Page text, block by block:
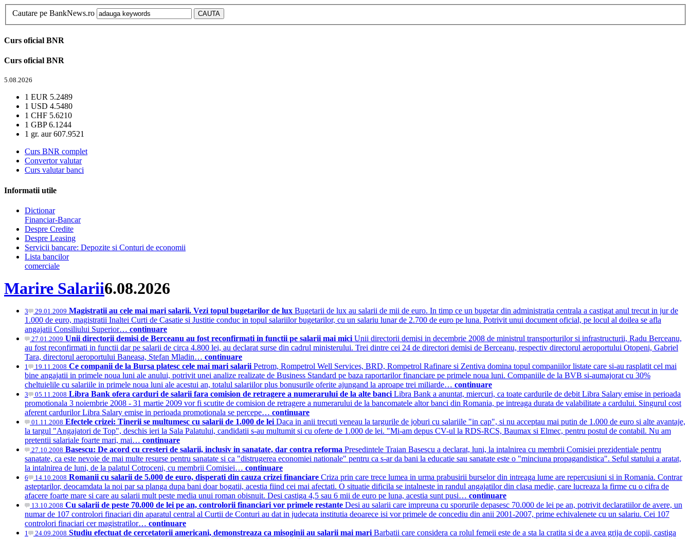
Cautare pe BankNews.ro
Curs oficial BNR
Curs oficial BNR
5.08.2026
1 EUR 5.2489
1 USD 4.5480
1 CHF 5.6210
1 GBP6.1244
1 gr. aur607.9521
Curs BNR complet
Convertor valutar
Curs valutar banci
Informatii utile
Dictionar
Financiar-Bancar
Despre Credite
Despre Leasing
Servicii bancare: Depozite si Conturi de economii
Lista bancilor
comerciale
Marire Salarii6.08.2026
3 29.01.2009 Magistratii au cele mai mari salarii. Vezi topul bugetarilor de lux Bugetarii de lux au salarii de mii de euro. In timp ce un bugetar din administratia centrala a castigat anul trecut in jur de
1.000 de euro, magistratii Inaltei Curti de Casatie si Justitie conduc in topul salariilor bugetarilor, cu un salariu lunar de 2.700 de euro pe luna. Potrivit unui document oficial, pe locul al doilea se afla
angajatii Consiliului Superior… continuare
27.01.2009 Unii directorii demisi de Berceanu au fost reconfirmati in functii pe salarii mai mici Unii directorii demisi in decembrie 2008 de ministrul transporturilor si infrastructurii, Radu Berceanu,
au fost reconfirmati in functii dar pe salarii de circa 4.800 lei, au declarat surse din cadrul ministerului. Trei dintre cei 24 de directori demisi de Berceanu, respectiv directorul aeroportului Otopeni, Gabriel
Tara, directorul aeroportului Baneasa, Stefan Mladin… continuare
1 19.11.2008 Ce companii de la Bursa platesc cele mai mari salarii Petrom, Rompetrol Well Services, BRD, Rompetrol Rafinare si Zentiva domina topul companiilor listate care si-au rasplatit cel mai
bine angajatii in primele noua luni ale anului, potrivit unei analize realizate de Business Standard pe baza raportarilor financiare pe primele noua luni. Companiile de la BVB si-aumajorat cu 30%
cheltuielile cu salariile in primele noua luni ale acestui an, totalul salariilor plus bonusurile oferite ajungand la aproape trei miliarde… continuare
3 05.11.2008 Libra Bank ofera carduri de salarii fara comision de retragere a numerarului de la alte banci Libra Bank a anuntat, miercuri, ca toate cardurile de debit Libra Salary emise in perioada
promotionala 3 noiembrie 2008 - 31 martie 2009 vor fi scutite de comision de retragere a numerarului de la bancomatele altor banci din Romania, pe intreaga durata de valabilitate a cardului. Singurul cost
aferent cardurilor Libra Salary emise in perioada promotionala se percepe… continuare
01.11.2008 Efectele crizei: Tinerii se multumesc cu salarii de 1.000 de lei Daca in anii trecuti veneau la targurile de joburi cu salariile "in cap", si nu acceptau mai putin de 1.000 de euro si alte avantaje,
la targul "Angajatori de Top", deschis ieri la Sala Palatului, candidatii s-au multumit si cu oferte de 1.000 de lei. "Mi-am depus CV-ul la RDS-RCS, Baumax si Elmec, pentru postul de contabil. Nu am
pretentii salariale foarte mari, mai… continuare
27.10.2008 Basescu: De acord cu cresteri de salarii, inclusiv in sanatate, dar contra reforma Presedintele Traian Basescu a declarat, luni, la intalnirea cu membrii Comisiei prezidentiale pentru
sanatate, ca este nevoie de mai multe resurse pentru sanatate si ca "distrugerea economiei nationale" pentru ca s-ar da bani la educatie sau sanatate este o "minciuna propagandistica". Seful statului a aratat,
la intalnirea de luni, de la palatul Cotroceni, cu membrii Comisiei… continuare
6 14.10.2008 Romanii cu salarii de 5.000 de euro, disperati din cauza crizei financiare Criza prin care trece lumea in urma prabusirii burselor din intreaga lume are repercusiuni si in Romania. Contrar
asteptarilor, deocamdata la noi par sa planga dupa bani doar bogatii, acestia fiind cei mai afectati. O situatie dificila se intalneste in randul angajatilor din clasa medie, care lucreaza la firme cu o cifra de
afacere foarte mare si care au salarii mult peste media unui roman obisnuit. Desi castiga 4,5 sau 6 mii de euro pe luna, acestia sunt pusi… continuare
13.10.2008 Cu salarii de peste 70.000 de lei pe an, controlorii financiari vor primele restante Desi au salarii care impreuna cu sporurile depasesc 70.000 de lei pe an, potrivit declaratiilor de avere, un
numar de 107 controlori finaciari din aparatul central al Curtii de Conturi au dat in judecata institutia deoarece isi vor primele de concediu din anii 2001-2007, prime echivalenete cu un salariu. Cei 107
controlori finaciari cer magistratilor… continuare
1 24.09.2008 Studiu efectuat de cercetatorii americani, demonstreaza ca misoginii au salarii mai mari Barbatii care considera ca rolul femeii este de a sta la cratita si de a avea grija de copii, castiga